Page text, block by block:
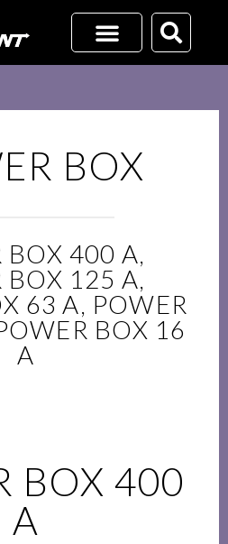
BOX
BOX 400 A,
BOX 125 A,
63 A, POWER
BOX 16
A
BOX 400
A